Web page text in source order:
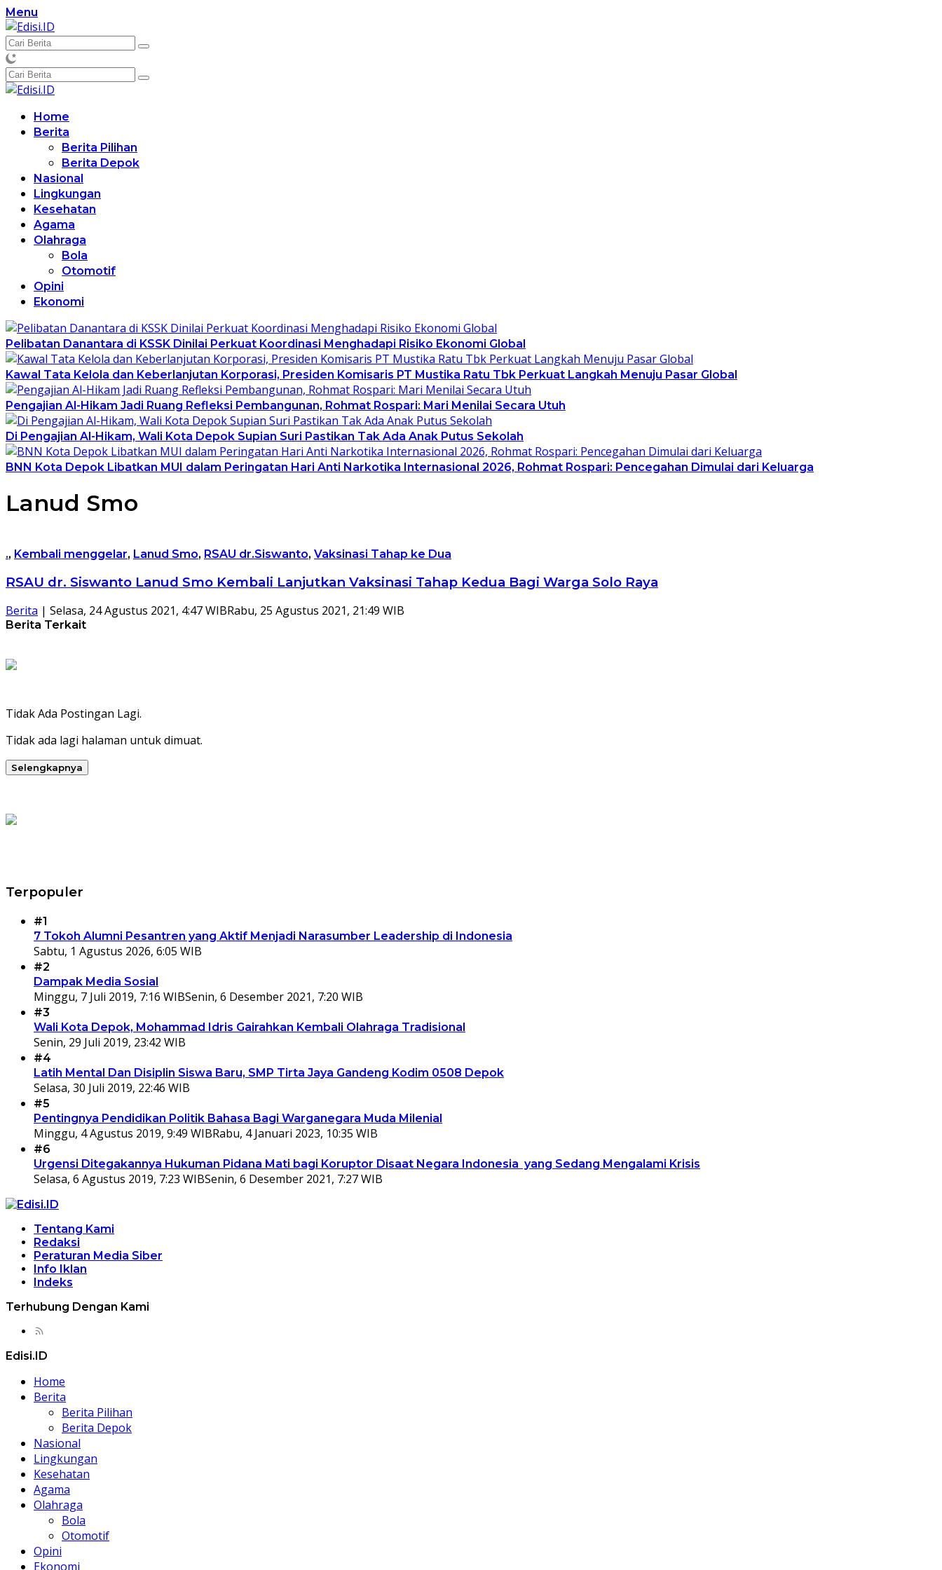
Langsung
ke
konten
Menu
Home
Berita
Berita Pilihan
Berita Depok
Nasional
Lingkungan
Kesehatan
Agama
Olahraga
Bola
Otomotif
Opini
Ekonomi
Pelibatan Danantara di KSSK Dinilai Perkuat Koordinasi Menghadapi Risiko Ekonomi Global
Kawal Tata Kelola dan Keberlanjutan Korporasi, Presiden Komisaris PT Mustika Ratu Tbk Perkuat Langkah Menuju Pasar Global
Pengajian Al-Hikam Jadi Ruang Refleksi Pembangunan, Rohmat Rospari: Mari Menilai Secara Utuh
Di Pengajian Al-Hikam, Wali Kota Depok Supian Suri Pastikan Tak Ada Anak Putus Sekolah
BNN Kota Depok Libatkan MUI dalam Peringatan Hari Anti Narkotika Internasional 2026, Rohmat Rospari: Pencegahan Dimulai dari Keluarga
Lanud Smo
., Kembali menggelar, Lanud Smo, RSAU dr.Siswanto, Vaksinasi Tahap ke Dua
RSAU dr. Siswanto Lanud Smo Kembali Lanjutkan Vaksinasi Tahap Kedua Bagi Warga Solo Raya
Berita | Selasa, 24 Agustus 2021, 4:47 WIBRabu, 25 Agustus 2021, 21:49 WIB
Berita Terkait
Tidak Ada Postingan Lagi.
Tidak ada lagi halaman untuk dimuat.
Selengkapnya
Terpopuler
#1
7 Tokoh Alumni Pesantren yang Aktif Menjadi Narasumber Leadership di Indonesia
Sabtu, 1 Agustus 2026, 6:05 WIB
#2
Dampak Media Sosial
Minggu, 7 Juli 2019, 7:16 WIBSenin, 6 Desember 2021, 7:20 WIB
#3
Wali Kota Depok, Mohammad Idris Gairahkan Kembali Olahraga Tradisional
Senin, 29 Juli 2019, 23:42 WIB
#4
Latih Mental Dan Disiplin Siswa Baru, SMP Tirta Jaya Gandeng Kodim 0508 Depok
Selasa, 30 Juli 2019, 22:46 WIB
#5
Pentingnya Pendidikan Politik Bahasa Bagi Warganegara Muda Milenial
Minggu, 4 Agustus 2019, 9:49 WIBRabu, 4 Januari 2023, 10:35 WIB
#6
Urgensi Ditegakannya Hukuman Pidana Mati bagi Koruptor Disaat Negara Indonesia yang Sedang Mengalami Krisis
Selasa, 6 Agustus 2019, 7:23 WIBSenin, 6 Desember 2021, 7:27 WIB
Tentang Kami
Redaksi
Peraturan Media Siber
Info Iklan
Indeks
Terhubung Dengan Kami
Edisi.ID
Home
Berita
Berita Pilihan
Berita Depok
Nasional
Lingkungan
Kesehatan
Agama
Olahraga
Bola
Otomotif
Opini
Ekonomi